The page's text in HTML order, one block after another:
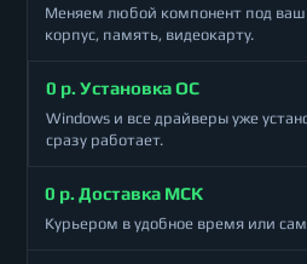
Меняем любой компонент под
корпус, память, видеокарту.
0 р. Установка ОС
Windows и все драйверы уже
сразу работает.
0 р. Доставка МСК
Курьером в удобное время или